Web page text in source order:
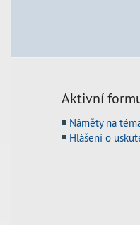
Aktivní
Náměty na
Hlášení o